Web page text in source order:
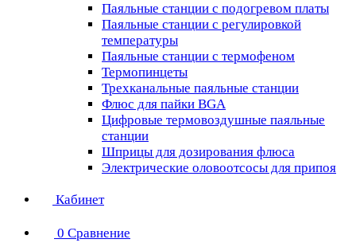
Паяльные станции с подогревом платы
Паяльные станции с регулировкой
температуры
Паяльные станции с термофеном
Термопинцеты
Трехканальные паяльные станции
Флюс для пайки BGA
Цифровые термовоздушные паяльные
станции
Шприцы для дозирования флюса
Электрические оловоотсосы для припоя
Кабинет
0 Сравнение